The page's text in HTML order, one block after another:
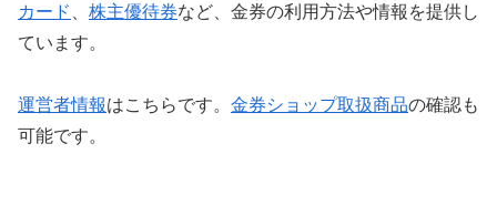
カード
株主優待券など、金券の利用方法や情報を提供し
ています。
運営者情報はこちらです。 金券ショップ取扱商品の確認も
可能です。